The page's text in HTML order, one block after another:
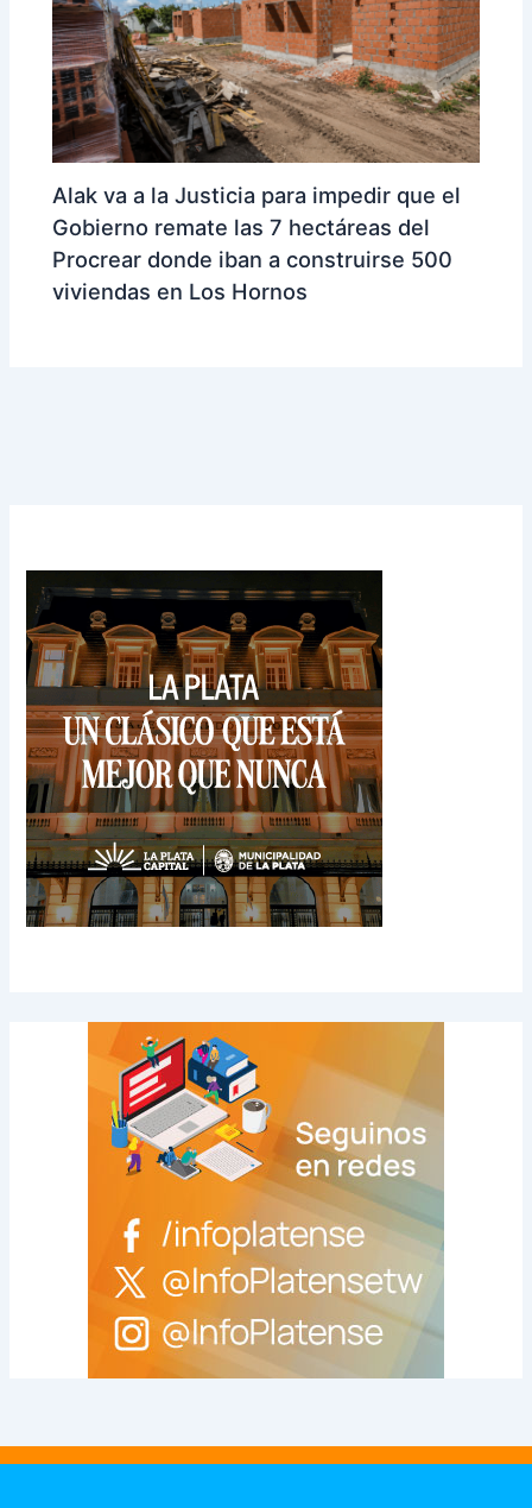
Alak va a la Justicia para impedir que el
Gobierno remate las 7 hectáreas del
Procrear donde iban a construirse 500
viviendas en Los Hornos